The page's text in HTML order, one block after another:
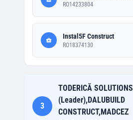
RO14233804
Instal5F Construct
RO18374130
3
TODERICĂ SOLUTIONS
(Leader),DALUBUILD
CONSTRUCT,MADCEZ